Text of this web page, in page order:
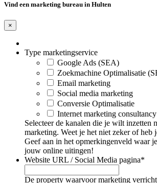
Vind een marketing bureau in Hulten
×
Type marketingservice
Google Ads (SEA)
Zoekmachine Optimalisatie
Email marketing
Social media marketing
Conversie Optimalisatie
Internet marketing consultancy
Selecteer de kanalen die je wilt inzetten
marketing. Weet je het niet zeker of heb
Geef aan in het opmerkingenveld waar
jouw online uitingen!
Website URL / Social Media pagina*
De property waarvoor marketing